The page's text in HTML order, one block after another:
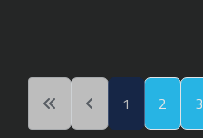
1 2 3